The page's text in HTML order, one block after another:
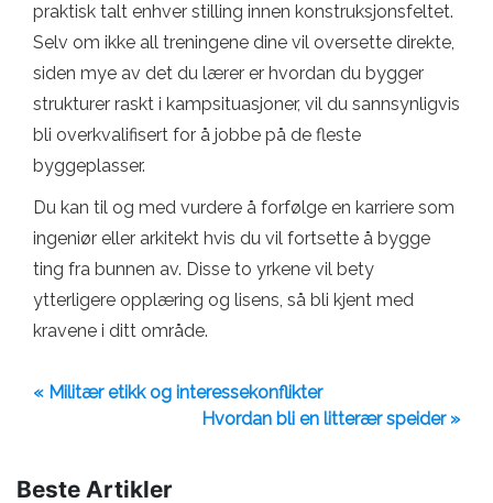
praktisk talt enhver stilling innen konstruksjonsfeltet.
Selv om ikke all treningene dine vil oversette direkte,
siden mye av det du lærer er hvordan du bygger
strukturer raskt i kampsituasjoner, vil du sannsynligvis
bli overkvalifisert for å jobbe på de fleste
byggeplasser.
Du kan til og med vurdere å forfølge en karriere som
ingeniør eller arkitekt hvis du vil fortsette å bygge
ting fra bunnen av. Disse to yrkene vil bety
ytterligere opplæring og lisens, så bli kjent med
kravene i ditt område.
« Militær etikk og interessekonflikter
Hvordan bli en litterær speider »
Beste Artikler